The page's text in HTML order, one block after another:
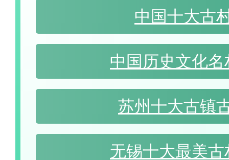
中国十大古
中国历史文化名
苏州十大古镇
无锡十大最美古